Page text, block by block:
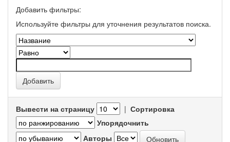
Добавить фильтры:
Используйте фильтры для уточнения результатов поиска.
Вывести на страницу | Сортировка
Упорядочнить
Авторы